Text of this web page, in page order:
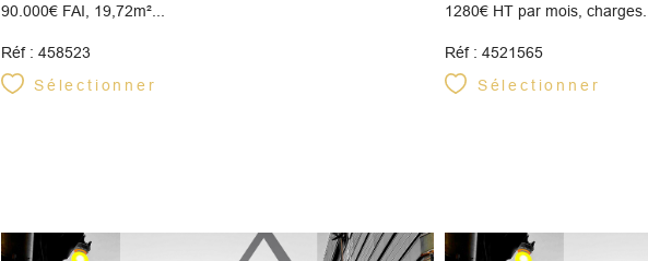
90.000€ FAI, 19,72m²...
Réf : 458523
Sélectionner
1280€ HT par mois, charges...
Réf : 4521565
Sélectionner